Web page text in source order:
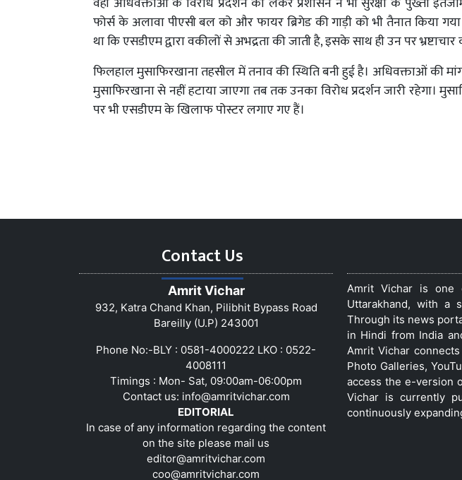
फोर्स के अलावा पीएसी बल को और फायर ब्रिगेड की गाड़ी को भी तैनात किया
था कि एसडीएम द्वारा वकीलों से अभद्रता की जाती है, इसके साथ ही उन पर
फिलहाल मुसाफिरखाना तहसील में तनाव की स्थिति बनी हुई है। अधिवक्ताओं की
मुसाफिरखाना से नहीं हटाया जाएगा तब तक उनका विरोध प्रदर्शन जारी रहेगा।
पर भी एसडीएम के खिलाफ पोस्टर लगाए गए हैं।
Contact Us
Amrit Vichar
932, Katra Chand Khan, Pilibhit Bypass Road
Bareilly (U.P) 243001
Phone No:-BLY : 0581-4000222 LKO : 0522-
4008111
Timings : Mon- Sat, 09:00am-06:00pm
Contact us: info@amritvichar.com
EDITORIAL
In case of any information regarding the content
on the site please mail us
editor@amritvichar.com
coo@amritvichar.com
Amrit Vichar is one
Uttarakhand, with a
Through its news
in Hindi from India
Amrit Vichar
Photo Galleries,
access the e-version
Vichar is currently
continuously